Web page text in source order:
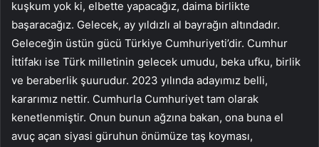
kuşkum yok ki, elbette yapacağız, daima birlikte
başaracağız. Gelecek, ay yıldızlı al bayrağın altındadır.
Geleceğin üstün gücü Türkiye Cumhuriyeti’dir. Cumhur
İttifakı ise Türk milletinin gelecek umudu, beka ufku, birlik
ve beraberlik şuurudur. 2023 yılında adayımız belli,
kararımız nettir. Cumhurla Cumhuriyet tam olarak
kenetlenmiştir. Onun bunun ağzına bakan, ona buna el
avuç açan siyasi güruhun önümüze taş koyması,